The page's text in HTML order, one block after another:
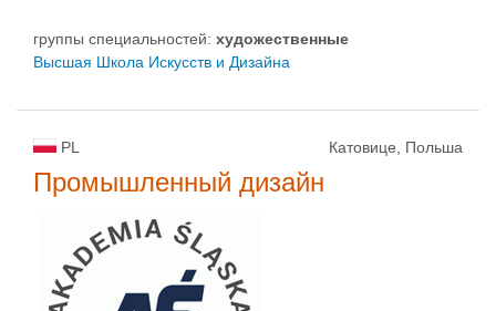
группы специальностей: художественные
Высшая Школа Искусств и Дизайна
PL Катовице, Польша
Промышленный дизайн